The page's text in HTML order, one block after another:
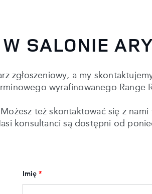
SALONIE
zgłoszeniowy, a my
wyrafinowanego Range
Możesz też skontaktować się z
konsultanci są dostępni od
Imię *